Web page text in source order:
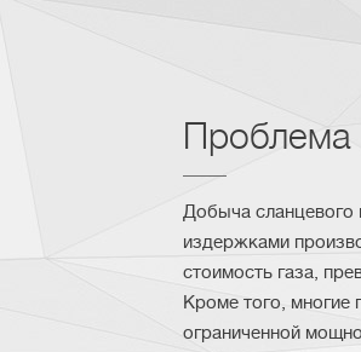
Проблема
Добыча сланцевого
издержками
стоимость газа,
Кроме того, многие
ограниченной